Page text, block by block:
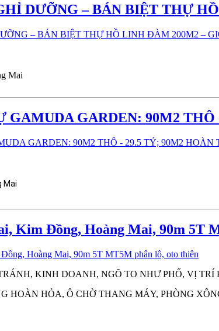
DƯỠNG – BÁN BIỆT THỰ
Mai
GAMUDA GARDEN: 90M2
Mai
Kim Đồng, Hoàng Mai, 90m 5T
KINH DOANH, NGÕ TO NHƯ PHỐ, VỊ
HOÀN HỎA, Ô CHỜ THANG MÁY, PHÒNG